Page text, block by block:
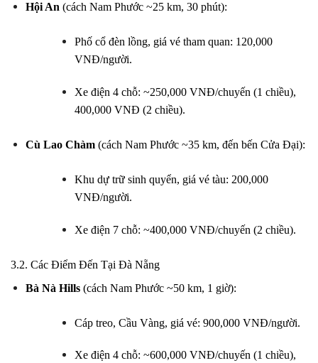
Hội An (cách Nam Phước ~25 km, 30 phút):
Phố cổ đèn lồng, giá vé tham quan: 120,000
VNĐ/người.
Xe điện 4 chỗ: ~250,000 VNĐ/chuyến (1 chiều),
400,000 VNĐ (2 chiều).
Cù Lao Chàm(cách Nam Phước ~35 km, đến bến Cửa Đại):
Khu dự trữ sinh quyển, giá vé tàu: 200,000
VNĐ/người.
Xe điện 7 chỗ: ~400,000 VNĐ/chuyến (2 chiều).
3.2. Các Điểm Đến Tại Đà Nẵng
Bà Nà Hills(cách Nam Phước ~50 km, 1 giờ):
Cáp treo, Cầu Vàng, giá vé: 900,000 VNĐ/người.
Xe điện 4 chỗ: ~600,000 VNĐ/chuyến (1 chiều),